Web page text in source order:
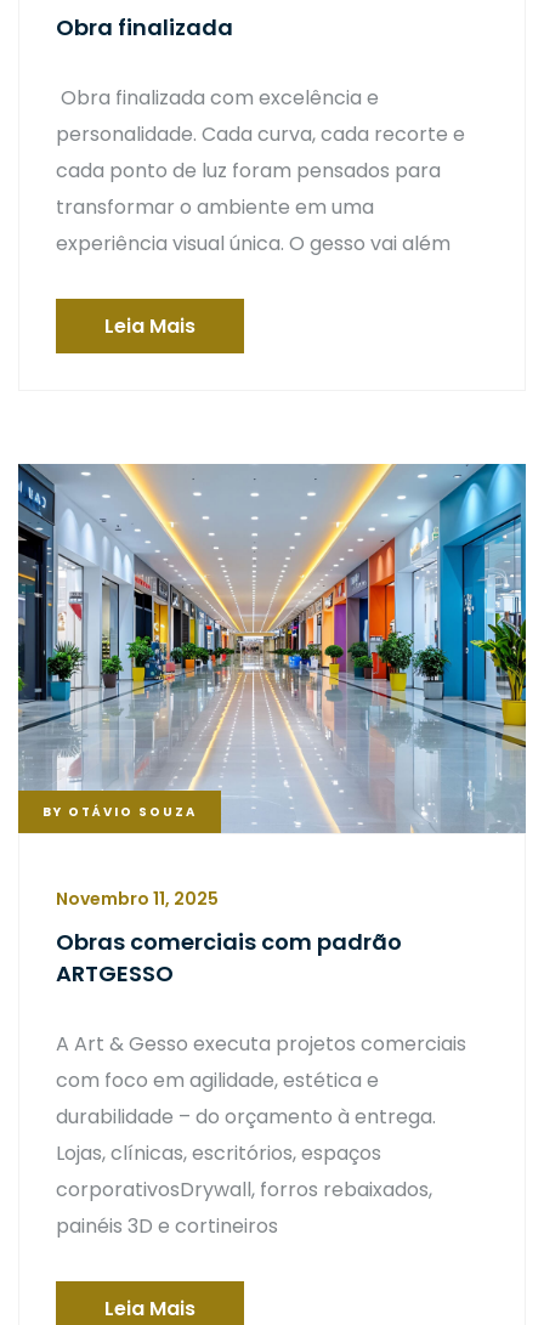
Obra finalizada
Obra finalizada com excelência e
personalidade. Cada curva, cada recorte e
cada ponto de luz foram pensados para
transformar o ambiente em uma
experiência visual única. O gesso vai além
Leia Mais
BY OTÁVIO SOUZA
Novembro 11, 2025
Obras comerciais com padrão
ARTGESSO
A Art & Gesso executa projetos comerciais
com foco em agilidade, estética e
durabilidade – do orçamento à entrega.
Lojas, clínicas, escritórios, espaços
corporativosDrywall, forros rebaixados,
painéis 3D e cortineiros
Leia Mais